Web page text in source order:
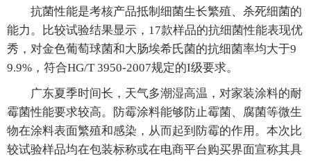
抗菌性能是考核产品抵制细菌生长繁殖、杀死细菌的
能力。比较试验结果显示，17款样品的抗细菌性能表现优
秀，对金色葡萄球菌和大肠埃希氏菌的抗细菌率均大于9
9.9%，符合HG/T 3950-2007规定的I级要求。
广东夏季时间长，天气多潮湿高温，对家装涂料的耐
霉菌性能要求较高。防霉涂料能够防止霉菌、腐菌等微生
物在涂料表面繁殖和感染，从而起到防霉的作用。本次比
较试验样品均在包装标称或在电商平台购买界面宣称其具